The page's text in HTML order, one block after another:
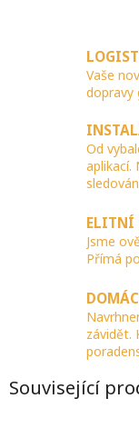
Vaše
dopravy
Od
aplikací.
ELITNÍ
Jsme
Přímá
závidět.
Související